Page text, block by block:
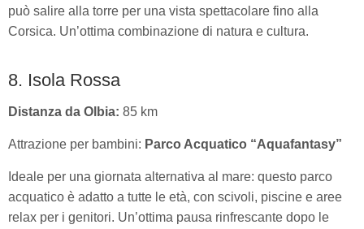
può salire alla torre per una vista spettacolare fino alla
Corsica. Un’ottima combinazione di natura e cultura.
8. Isola Rossa
Distanza da Olbia: 85 km
Attrazione per bambini: Parco Acquatico “Aquafantasy”
Ideale per una giornata alternativa al mare: questo parco
acquatico è adatto a tutte le età, con scivoli, piscine e aree
relax per i genitori. Un’ottima pausa rinfrescante dopo le